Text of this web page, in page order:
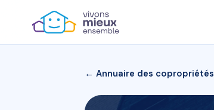
← Annuaire des copropriétés